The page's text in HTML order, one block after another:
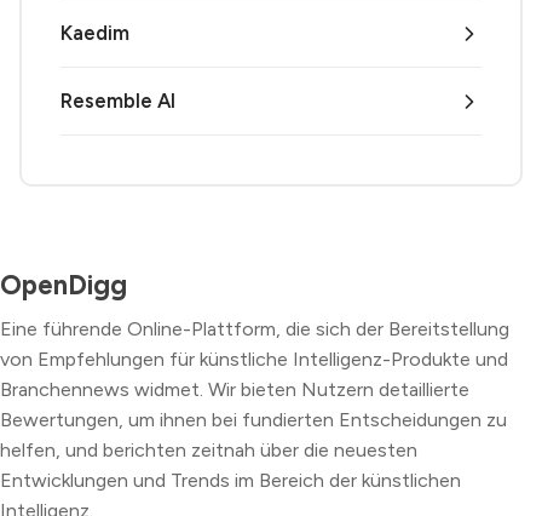
Kaedim
Resemble AI
OpenDigg
Eine führende Online-Plattform, die sich der Bereitstellung
von Empfehlungen für künstliche Intelligenz-Produkte und
Branchennews widmet. Wir bieten Nutzern detaillierte
Bewertungen, um ihnen bei fundierten Entscheidungen zu
helfen, und berichten zeitnah über die neuesten
Entwicklungen und Trends im Bereich der künstlichen
Intelligenz.